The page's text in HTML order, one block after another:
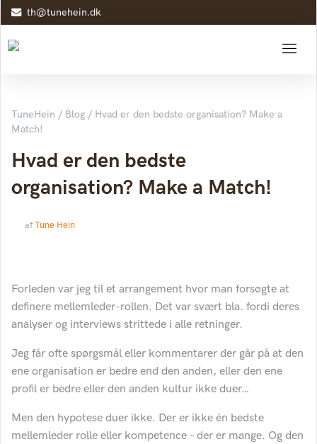
th@tunehein.dk
TuneHein / Blog / Hvad er den bedste organisation? Make a
Match!
Hvad er den bedste
organisation? Make a Match!
afTune Hein
Forleden var jeg til et arrangement hvor man forsøgte at
definere mellemleder-rollen. Det var svært bla. fordi deres
analyser og interviews strittede i alle retninger.
Jeg får ofte spørgsmål eller kommentarer der går på at den
ene organisation er bedre end den anden, eller den ene
profil er bedre eller den anden kultur ikke duer…
Men den hypotese duer ikke. Der er ikke én bedste
mellemleder rolle eller kompetence – der er mange. Og den